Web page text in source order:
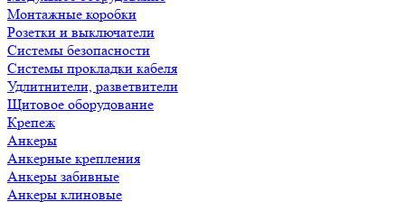
Монтажные коробки
Розетки и выключатели
Системы безопасности
Системы прокладки кабеля
Удлитнители, разветвители
Щитовое оборудование
Крепеж
Анкеры
Анкерные крепления
Анкеры забивные
Анкеры клиновые